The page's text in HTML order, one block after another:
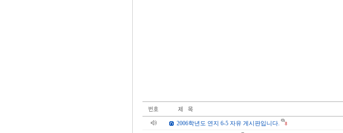
2006학년도 연지 6-5 자유 게시판입니다. 8